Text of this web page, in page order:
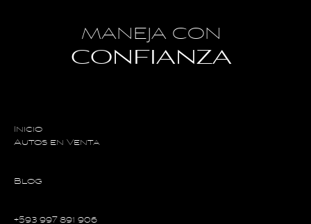
MANEJA CON
CONFIANZA
Inicio
Autos en Venta
Blog
+593 997 891 906